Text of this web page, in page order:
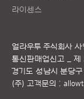
라이센스
얼라우투 주식회사
통신판매업신고 _
경기도 성남시 분당
(주) 고객문의 :